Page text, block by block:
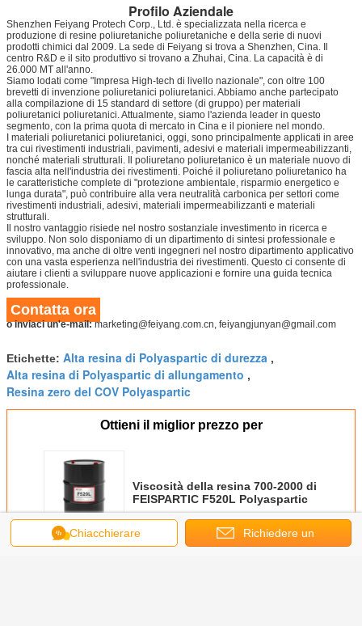
Profilo Aziendale
Shenzhen Feiyang Protech Corp., Ltd. è specializzata nella ricerca e
produzione di resine poliuretaniche poliuretaniche e della serie di nuovi
prodotti chimici dal 2009. La sede di Feiyang si trova a Shenzhen, Cina. Il
centro R&D e il sito produttivo si trovano a Zhuhai, Cina. La capacità è di
26.000 MT all'anno.
Siamo lodati come "Impresa High-tech di livello nazionale", con oltre 100
brevetti di invenzione poliuretanici poliuretanici. Abbiamo anche partecipato
alla compilazione di 15 standard di settore (di gruppo) per materiali
poliuretanici poliuretanici. Attualmente, siamo l'azienda leader in questo
segmento, con la prima quota di mercato in Cina e il pioniere nel mondo.
I materiali poliuretanici poliuretanici, oggi, sono principalmente applicati in aree
tra cui rivestimenti industriali, pavimenti, adesivi e materiali impermeabilizzanti,
nonché materiali strutturali. Il poliuretano poliuretanico è un materiale nuovo di
fascia alta nell'industria dei rivestimenti. Poiché il poliuretano poliuretanico ha
le caratteristiche complete di "protezione ambientale, risparmio energetico e
lunga durata", può contribuire alla vera neutralità carbonica per settori come
rivestimenti industriali, adesivi, materiali impermeabilizzanti e materiali
strutturali.
Il nostro vantaggio risiede nel nostro sostanziale investimento in ricerca e
sviluppo. Non solo disponiamo di un dipartimento di sintesi professionale e
innovativo, ma anche di oltre venti ingegneri nel nostro dipartimento applicativo
con una vasta esperienza nell'industria dei rivestimenti. Questo ci consente di
aiutare i clienti a sviluppare nuove applicazioni e fornire una guida tecnica
professionale.
Contatta ora
o inviaci un'e-mail:marketing@feiyang.com.cn, feiyangjunyan@gmail.com
Etichette: Alta resina di Polyaspartic di durezza ,
Alta resina di Polyaspartic di allungamento ,
Resina zero del COV Polyaspartic
Ottieni il miglior prezzo per
Viscosità della resina 700-2000 di
FEISPARTIC F520L Polyaspartic
Continua
Chiacchierare Richiedere un